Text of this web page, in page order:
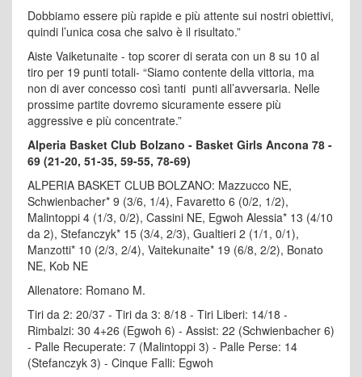
Dobbiamo essere più rapide e più attente sui nostri obiettivi,
quindi l’unica cosa che salvo è il risultato.”
Aiste Vaiketunaite - top scorer di serata con un 8 su 10 al
tiro per 19 punti totali- “Siamo contente della vittoria, ma
non di aver concesso così tanti punti all’avversaria. Nelle
prossime partite dovremo sicuramente essere più
aggressive e più concentrate.”
Alperia Basket Club Bolzano - Basket Girls Ancona 78 -
69 (21-20, 51-35, 59-55, 78-69)
ALPERIA BASKET CLUB BOLZANO: Mazzucco NE,
Schwienbacher* 9 (3/6, 1/4), Favaretto 6 (0/2, 1/2),
Malintoppi 4 (1/3, 0/2), Cassini NE, Egwoh Alessia* 13 (4/10
da 2), Stefanczyk* 15 (3/4, 2/3), Gualtieri 2 (1/1, 0/1),
Manzotti* 10 (2/3, 2/4), Vaitekunaite* 19 (6/8, 2/2), Bonato
NE, Kob NE
Allenatore: Romano M.
Tiri da 2: 20/37 - Tiri da 3: 8/18 - Tiri Liberi: 14/18 -
Rimbalzi: 30 4+26 (Egwoh 6) - Assist: 22 (Schwienbacher 6)
- Palle Recuperate: 7 (Malintoppi 3) - Palle Perse: 14
(Stefanczyk 3) - Cinque Falli: Egwoh